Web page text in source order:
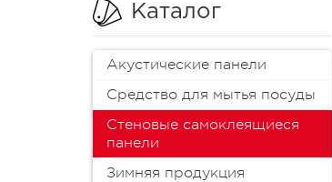
Каталог
Акустические панели
Средство для мытья посуды
Стеновые самоклеящиеся
панели
Зимняя продукция